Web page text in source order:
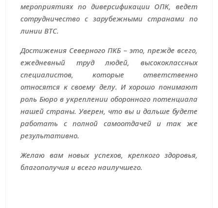
мероприятиях по диверсификации ОПК, ведет
сотрудничество с зарубежными странами по
линии ВТС.
Достижения Северного ПКБ – это, прежде всего,
ежедневный труд людей, высококлассных
специалистов, которые ответственно
относятся к своему делу. И хорошо понимают
роль Бюро в укреплении оборонного потенциала
нашей страны. Уверен, что вы и дальше будете
работать с полной самоотдачей и так же
результативно.
Желаю вам новых успехов, крепкого здоровья,
благополучия и всего наилучшего.